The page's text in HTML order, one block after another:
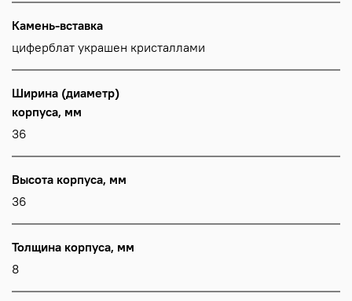
Камень-вставка
циферблат украшен кристаллами
Ширина (диаметр)
корпуса, мм
36
Высота корпуса, мм
36
Толщина корпуса, мм
8